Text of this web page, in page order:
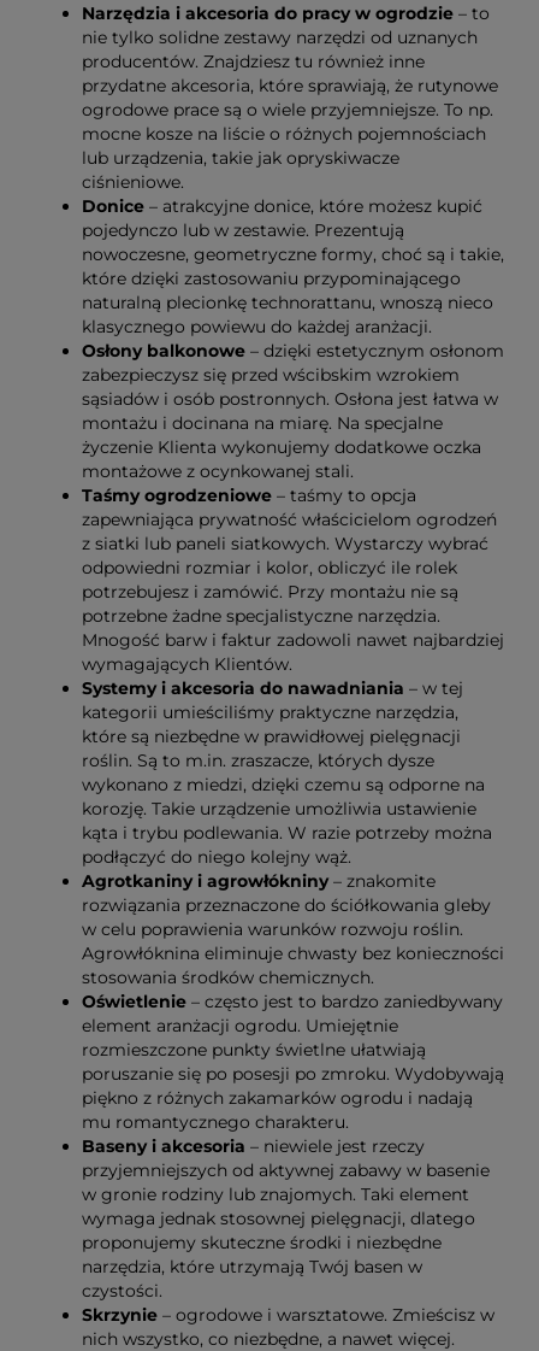
Narzędzia i akcesoria do pracy w ogrodzie – to
nie tylko solidne zestawy narzędzi od uznanych
producentów. Znajdziesz tu również inne
przydatne akcesoria, które sprawiają, że rutynowe
ogrodowe prace są o wiele przyjemniejsze. To np.
mocne kosze na liście o różnych pojemnościach
lub urządzenia, takie jak opryskiwacze
ciśnieniowe.
Donice – atrakcyjne donice, które możesz kupić
pojedynczo lub w zestawie. Prezentują
nowoczesne, geometryczne formy, choć są i takie,
które dzięki zastosowaniu przypominającego
naturalną plecionkę technorattanu, wnoszą nieco
klasycznego powiewu do każdej aranżacji.
Osłony balkonowe – dzięki estetycznym osłonom
zabezpieczysz się przed wścibskim wzrokiem
sąsiadów i osób postronnych. Osłona jest łatwa w
montażu i docinana na miarę. Na specjalne
życzenie Klienta wykonujemy dodatkowe oczka
montażowe z ocynkowanej stali.
Taśmy ogrodzeniowe – taśmy to opcja
zapewniająca prywatność właścicielom ogrodzeń
z siatki lub paneli siatkowych. Wystarczy wybrać
odpowiedni rozmiar i kolor, obliczyć ile rolek
potrzebujesz i zamówić. Przy montażu nie są
potrzebne żadne specjalistyczne narzędzia.
Mnogość barw i faktur zadowoli nawet najbardziej
wymagających Klientów.
Systemy i akcesoria do nawadniania – w tej
kategorii umieściliśmy praktyczne narzędzia,
które są niezbędne w prawidłowej pielęgnacji
roślin. Są to m.in. zraszacze, których dysze
wykonano z miedzi, dzięki czemu są odporne na
korozję. Takie urządzenie umożliwia ustawienie
kąta i trybu podlewania. W razie potrzeby można
podłączyć do niego kolejny wąż.
Agrotkaniny i agrowłókniny– znakomite
rozwiązania przeznaczone do ściółkowania gleby
w celu poprawienia warunków rozwoju roślin.
Agrowłóknina eliminuje chwasty bez konieczności
stosowania środków chemicznych.
Oświetlenie – często jest to bardzo zaniedbywany
element aranżacji ogrodu. Umiejętnie
rozmieszczone punkty świetlne ułatwiają
poruszanie się po posesji po zmroku. Wydobywają
piękno z różnych zakamarków ogrodu i nadają
mu romantycznego charakteru.
Baseny i akcesoria – niewiele jest rzeczy
przyjemniejszych od aktywnej zabawy w basenie
w gronie rodziny lub znajomych. Taki element
wymaga jednak stosownej pielęgnacji, dlatego
proponujemy skuteczne środki i niezbędne
narzędzia, które utrzymają Twój basen w
czystości.
Skrzynie – ogrodowe i warsztatowe. Zmieścisz w
nich wszystko, co niezbędne, a nawet więcej.